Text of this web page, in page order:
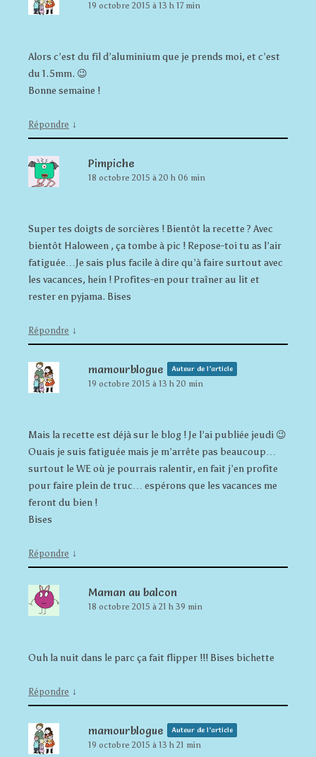
19 octobre 2015 à 13 h 17 min
Alors c’est du fil d’aluminium que je prends moi, et c’est
du 1.5mm. 😉
Bonne semaine !
Répondre ↓
Pimpiche
18 octobre 2015 à 20 h 06 min
Super tes doigts de sorcières ! Bientôt la recette ? Avec
bientôt Haloween , ça tombe à pic ! Repose-toi tu as l’air
fatiguée…Je sais plus facile à dire qu’à faire surtout avec
les vacances, hein ! Profites-en pour traîner au lit et
rester en pyjama. Bises
Répondre ↓
mamourblogue Auteur de l’article
19 octobre 2015 à 13 h 20 min
Mais la recette est déjà sur le blog ! Je l’ai publiée jeudi 😉
Ouais je suis fatiguée mais je m’arrête pas beaucoup…
surtout le WE où je pourrais ralentir, en fait j’en profite
pour faire plein de truc… espérons que les vacances me
feront du bien !
Bises
Répondre ↓
Maman au balcon
18 octobre 2015 à 21 h 39 min
Ouh la nuit dans le parc ça fait flipper !!! Bises bichette
Répondre ↓
mamourblogue Auteur de l’article
19 octobre 2015 à 13 h 21 min